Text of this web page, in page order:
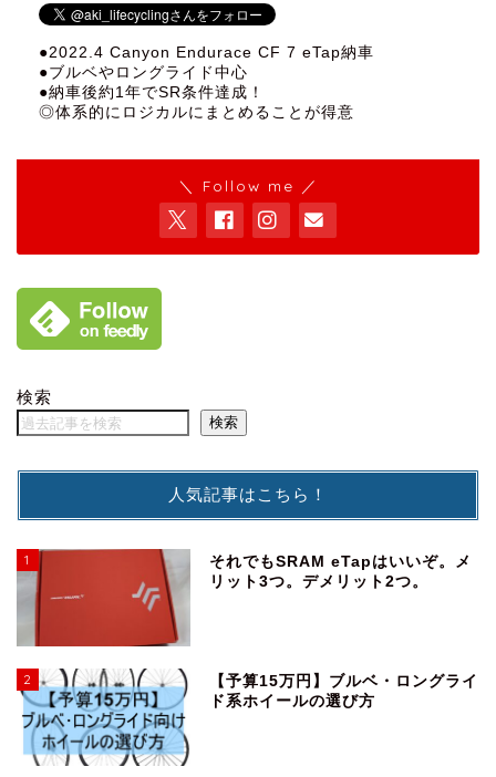
●2022.4 Canyon Endurace CF 7 eTap納車
●ブルベやロングライド中心
●納車後約1年でSR条件達成！
◎体系的にロジカルにまとめることが得意
＼ Follow me ／
検索
検索
人気記事はこちら！
1
それでもSRAM eTapはいいぞ。メ
リット3つ。デメリット2つ。
2
【予算15万円】ブルベ・ロングライ
ド系ホイールの選び方